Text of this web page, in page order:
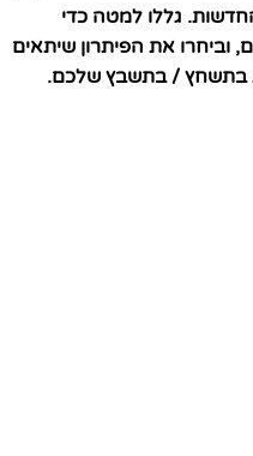
גללו למטה כדי
וביחרו את הפיתרון שיתאים
בתשחץ / בתשבץ שלכם.